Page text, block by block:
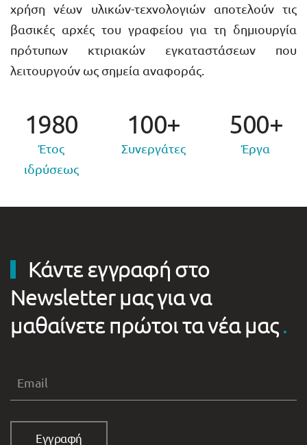
χρήση νέων υλικών-τεχνολογιών αποτελούν τις
βασικές αρχές του γραφείου για τη δημιουργία
πρότυπων κτιριακών εγκαταστάσεων που
λειτουργούν ως σημεία αναφοράς.
1980
Έτος
ιδρύσεως
100+
Συνεργάτες
500+
Έργα
Κάντε εγγραφή στο
Newsletter μας για να
μαθαίνετε πρώτοι τα νέα μας.